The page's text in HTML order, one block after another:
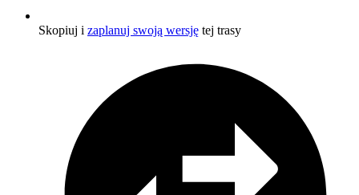
Skopiuj i zaplanuj swoją wersję tej trasy